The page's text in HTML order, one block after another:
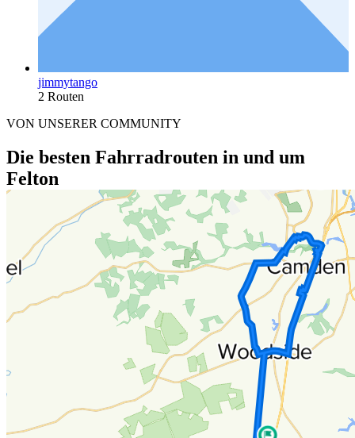
jimmytango
2 Routen
VON UNSERER COMMUNITY
Die besten Fahrradrouten in und um
Felton